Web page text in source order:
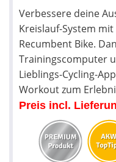
Verbessere deine
Kreislauf-System
Recumbent Bike.
Trainingscomputer
Lieblings-Cycling-
Workout zum
Preis incl.